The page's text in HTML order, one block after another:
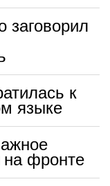
заговорил
к
языке
на фронте